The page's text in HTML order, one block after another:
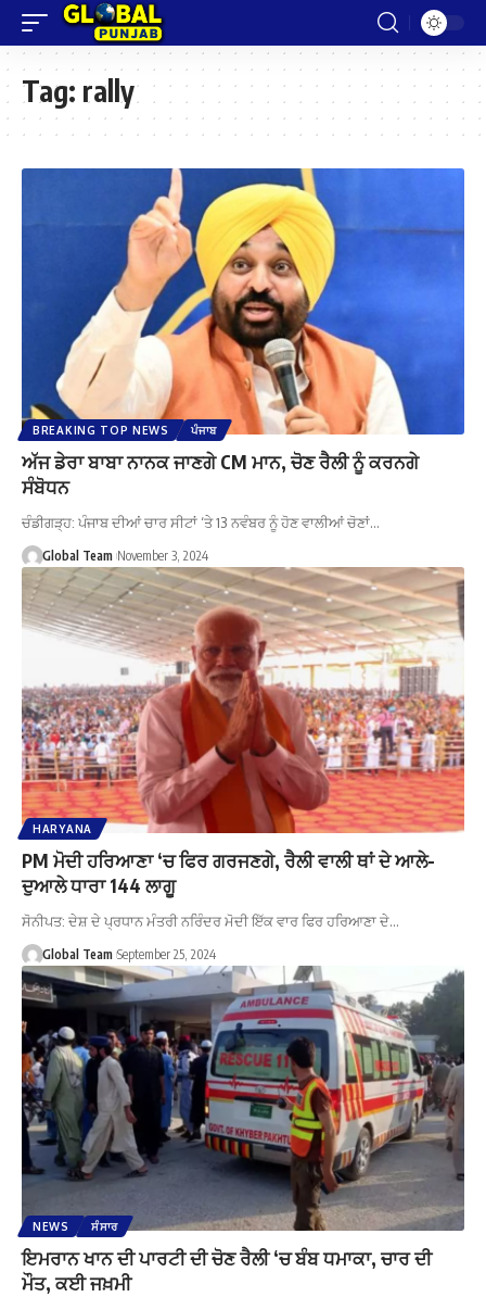
Tag: rally
BREAKING TOP NEWS ਪੰਜਾਬ
ਅੱਜ ਡੇਰਾ ਬਾਬਾ ਨਾਨਕ ਜਾਣਗੇ CM ਮਾਨ, ਚੋਣ ਰੈਲੀ ਨੂੰ ਕਰਨਗੇ
ਸੰਬੋਧਨ
ਚੰਡੀਗੜ੍ਹ: ਪੰਜਾਬ ਦੀਆਂ ਚਾਰ ਸੀਟਾਂ ‘ਤੇ 13 ਨਵੰਬਰ ਨੂੰ ਹੋਣ ਵਾਲੀਆਂ ਚੋਣਾਂ…
Global Team November 3, 2024
HARYANA
PM ਮੋਦੀ ਹਰਿਆਣਾ ‘ਚ ਫਿਰ ਗਰਜਣਗੇ, ਰੈਲੀ ਵਾਲੀ ਥਾਂ ਦੇ ਆਲੇ-
ਦੁਆਲੇ ਧਾਰਾ 144 ਲਾਗੂ
ਸੋਨੀਪਤ: ਦੇਸ਼ ਦੇ ਪ੍ਰਧਾਨ ਮੰਤਰੀ ਨਰਿੰਦਰ ਮੋਦੀ ਇੱਕ ਵਾਰ ਫਿਰ ਹਰਿਆਣਾ ਦੇ…
Global Team September 25, 2024
NEWS ਸੰਸਾਰ
ਇਮਰਾਨ ਖਾਨ ਦੀ ਪਾਰਟੀ ਦੀ ਚੋਣ ਰੈਲੀ ‘ਚ ਬੰਬ ਧਮਾਕਾ, ਚਾਰ ਦੀ
ਮੌਤ, ਕਈ ਜਖ਼ਮੀ